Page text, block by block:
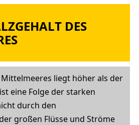
DES
liegt höher als der
eine Folge der starken
durch den
großen Flüsse und Ströme